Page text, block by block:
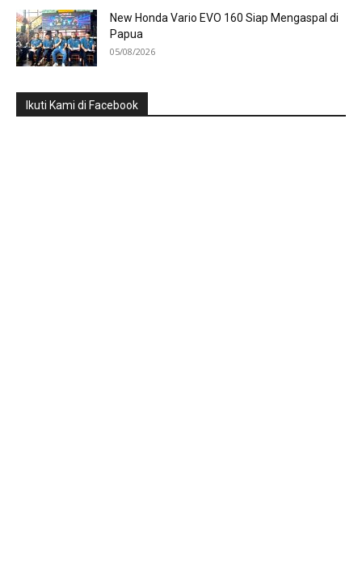
New Honda Vario EVO 160 Siap Mengaspal di
Papua
05/08/2026
Ikuti Kami di Facebook